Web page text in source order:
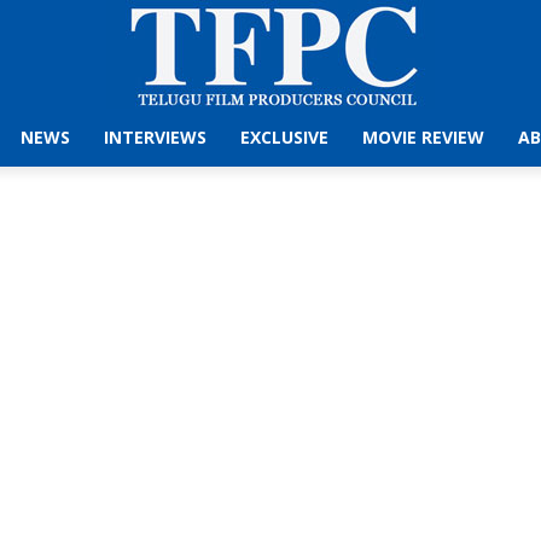
NEWS INTERVIEWS EXCLUSIVE MOVIE REVIEW